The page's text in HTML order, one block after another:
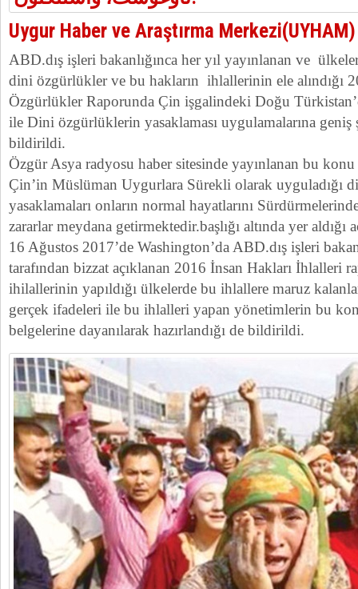
Uygur Haber ve Araştırma Merkezi(UYHAM)
ABD.dış işleri bakanlığınca her yıl yayınlanan ve
dini özgürlükler ve bu hakların ihlallerinin ele alındığı
Özgürlükler Raporunda Çin işgalindeki Doğu
ile Dini özgürlüklerin yasaklaması uygulamalarına
bildirildi.
Özgür Asya radyosu haber sitesinde yayınlanan bu
Çin’in Müslüman Uygurlara Sürekli olarak uyguladığı
yasaklamaları onların normal hayatlarını
zararlar meydana getirmektedir.başlığı altında yer aldığı
16 Ağustos 2017’de Washington’da ABD.dış işleri
tarafından bizzat açıklanan 2016 İnsan Hakları İhlalleri
ihilallerinin yapıldığı ülkelerde bu ihlallere maruz
gerçek ifadeleri ile bu ihlalleri yapan yönetimlerin bu
belgelerine dayanılarak hazırlandığı de bildirildi.